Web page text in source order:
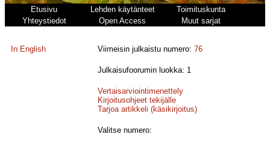
Etusivu Lehden käytänteet
Toimituskunta
Yhteystiedot
Open Access Muut sarjat
In English Viimeisin julkaistu numero:76
Julkaisufoorumin luokka: 1
Vertaisarviointimenettely
Kirjoitusohjeet tekijälle
Tarjoa artikkeli (käsikirjoitus)
Valitse numero: